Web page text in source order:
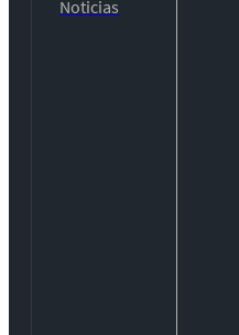
Noticias